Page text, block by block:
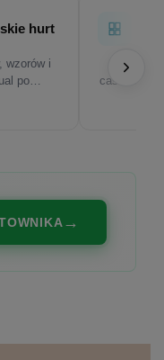
hurt
wzorów i
po
casualowe,